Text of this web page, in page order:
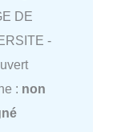
DE
-
: non